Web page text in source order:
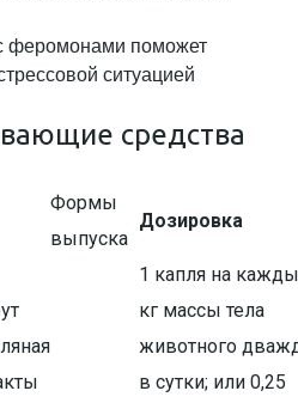
феромонами поможет
ситуацией
средства
Формы
выпуска
Дозировка
1 капля на
кг массы тела
животного
в сутки; или 0,25